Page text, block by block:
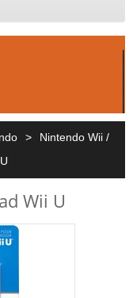
>
Nintendo Wii /
Wii U